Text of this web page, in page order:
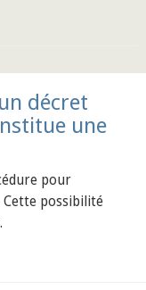
décret
une
pour
Cette possibilité